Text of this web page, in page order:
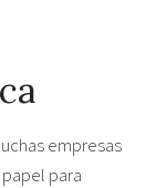
empresas
para